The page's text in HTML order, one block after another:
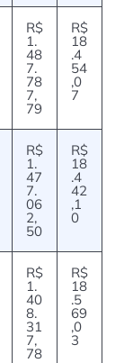
R$
1.
48
7.
78
7,
79
R$
18
.4
54
,0
7
R$
1.
47
7.
06
2,
50
R$
18
.4
42
,1
0
R$
1.
40
8.
31
7,
78
R$
18
.5
69
,0
3